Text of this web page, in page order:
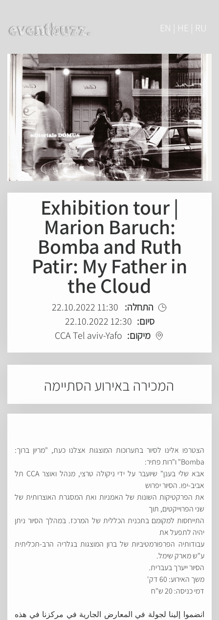
EN | HE | RU
Exhibition tour |
Marion Baruch:
Bomba and Ruth
Patir: My Father in
the Cloud
התחלה: 11:30 22.10.2022
סיום: 12:30 22.10.2022
מיקום: CCA Tel aviv-Yafo
המכירה באירוע הסתיימה
הצטרפו אלינו לסיור בתערוכות המוצגות אצלנו כעת, "מריון ברוך:
Bomba" ו"רות פתיר:
אבא שלי בענן" שיועבר על ידי ניקולה טרצי, מנהל ואוצר CCA תל
אביב-יפו. הסיור יפרוש
את הפרקטיקות השונות של האמניות ואת המסגרת האוצרותית של
שני הפרוייקטים, תוך
התייחסות למקומם בתכנית הכללית של המרכז. במהלך הסיור ניתן
יהיה לתפעל את
עבודותיה הפרפורמטיביות של ברון המוצגות בגלריה הרב-תכליתית
ע"ש מארק שימל.
הסיור ייערך בעברית.
משך האירוע: 60 דק'
דמי כניסה: 20 ש"ח
انضموا إلينا لجولة في المعارض الجارية في مركزنا في هذه